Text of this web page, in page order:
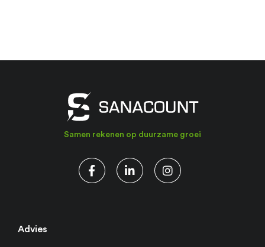
Samen rekenen op duurzame groei
Advies